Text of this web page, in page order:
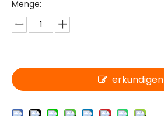
Menge:
erkundigen